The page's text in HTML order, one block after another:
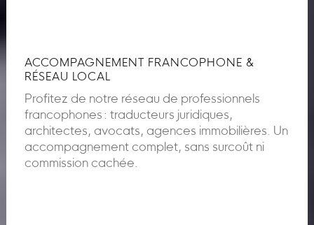
ACCOMPAGNEMENT FRANCOPHONE &
RÉSEAU LOCAL
Profitez de notre réseau de professionnels
francophones : traducteurs juridiques,
architectes, avocats, agences immobilières. Un
accompagnement complet, sans surcoût ni
commission cachée.